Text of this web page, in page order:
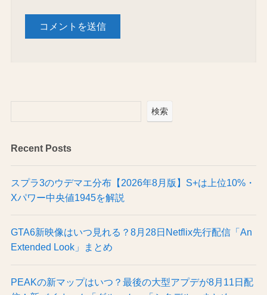
検索
Recent Posts
スプラ3のウデマエ分布【2026年8月版】S+は上位10%・
Xパワー中央値1945を解説
GTA6新映像はいつ見れる？8月28日Netflix先行配信「An
Extended Look」まとめ
PEAKの新マップはいつ？最後の大型アプデが8月11日配